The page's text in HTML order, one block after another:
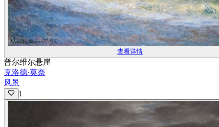
查看详情
普尔维尔悬崖
克洛德·莫奈
风景
1